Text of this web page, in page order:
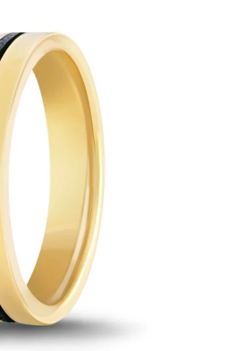
Doporučujeme